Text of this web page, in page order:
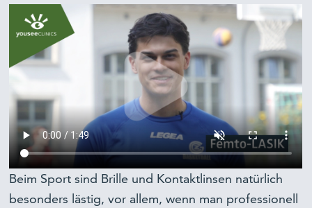
Beim Sport sind Brille und Kontaktlinsen natürlich
besonders lästig, vor allem, wenn man professionell